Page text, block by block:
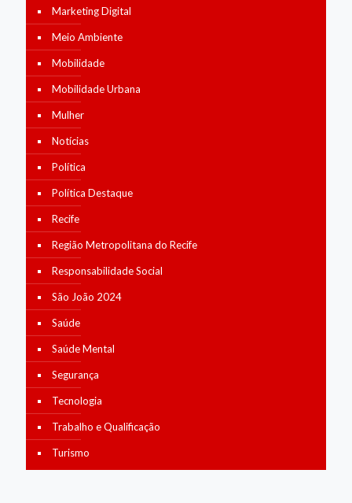
Marketing Digital
Meio Ambiente
Mobilidade
Mobilidade Urbana
Mulher
Notícias
Política
Política Destaque
Recife
Região Metropolitana do Recife
Responsabilidade Social
São João 2024
Saúde
Saúde Mental
Segurança
Tecnologia
Trabalho e Qualificação
Turismo